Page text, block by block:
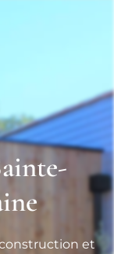
et